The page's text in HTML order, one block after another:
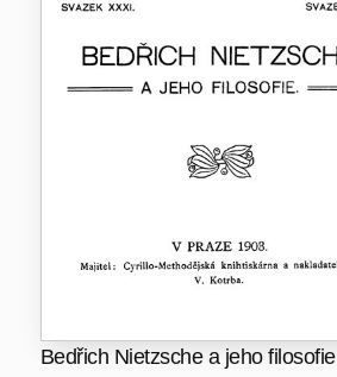
Bedřich Nietzsche a jeho filosofie